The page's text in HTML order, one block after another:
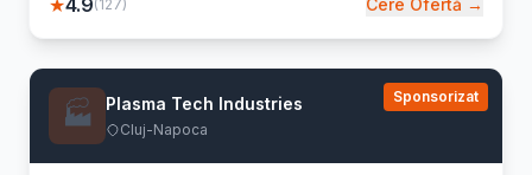
★4.9(127) Cere Ofertă →
Sponsorizat
🏭 Plasma Tech Industries
Cluj-Napoca